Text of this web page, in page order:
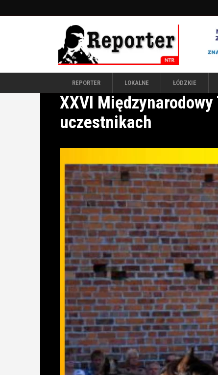
REPORTER LOKALNE ŁÓDZKIE
XXVI
uczestnikach